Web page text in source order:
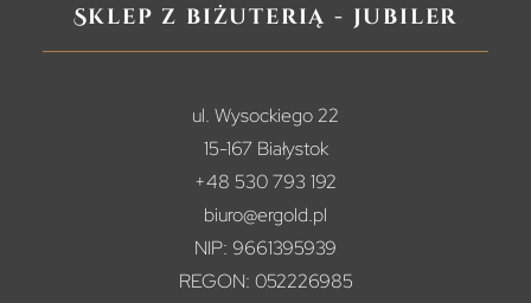
Sklep z biżuterią - jubiler
ul. Wysockiego 22
15-167 Białystok
+48 530 793 192
biuro@ergold.pl
NIP: 9661395939
REGON: 052226985